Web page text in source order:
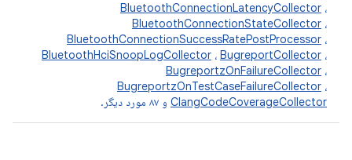
BluetoothConnectionLatencyCollector ،
BluetoothConnectionStateCollector ،
BluetoothConnectionSuccessRatePostProcessor ،
BluetoothHciSnoopLogCollector ، BugreportCollector ،
BugreportzOnFailureCollector ،
BugreportzOnTestCaseFailureCollector ،
ClangCodeCoverageCollector و ۸۷ مورد دیگر.